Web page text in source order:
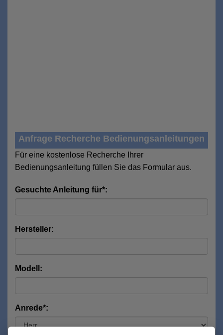
Anfrage Recherche Bedienungsanleitungen
Für eine kostenlose Recherche Ihrer
Bedienungsanleitung füllen Sie das Formular aus.
Gesuchte Anleitung für*:
Hersteller:
Modell:
Anrede*: